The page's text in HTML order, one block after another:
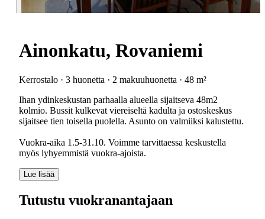
Ainonkatu, Rovaniemi
Kerrostalo · 3 huonetta · 2 makuuhuonetta · 48 m²
Ihan ydinkeskustan parhaalla alueella sijaitseva 48m2
kolmio. Bussit kulkevat viereiseltä kadulta ja ostoskeskus
sijaitsee tien toisella puolella. Asunto on valmiiksi kalustettu.
Vuokra-aika 1.5-31.10. Voimme tarvittaessa keskustella
myös lyhyemmistä vuokra-ajoista.
Lue lisää
Tutustu vuokranantajaan